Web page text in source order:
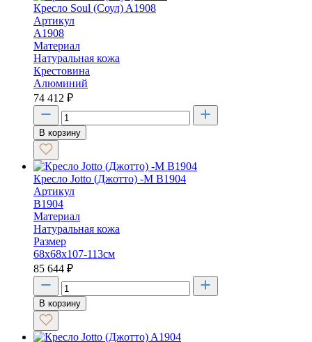
Кресло Soul (Соул) A1908
Артикул
A1908
Материал
Натуральная кожа
Крестовина
Алюминий
74 412 ₽
В корзину
Кресло Jotto (Джотто) -M B1904
Артикул
B1904
Материал
Натуральная кожа
Размер
68х68х107-113см
85 644 ₽
В корзину